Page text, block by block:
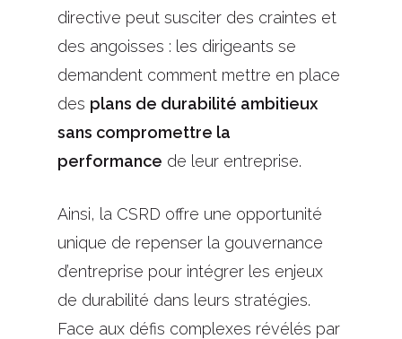
directive peut susciter des craintes et
des angoisses : les dirigeants se
demandent comment mettre en place
des plans de durabilité ambitieux
sans compromettre la
performance de leur entreprise.
Ainsi, la CSRD offre une opportunité
unique de repenser la gouvernance
d’entreprise pour intégrer les enjeux
de durabilité dans leurs stratégies.
Face aux défis complexes révélés par